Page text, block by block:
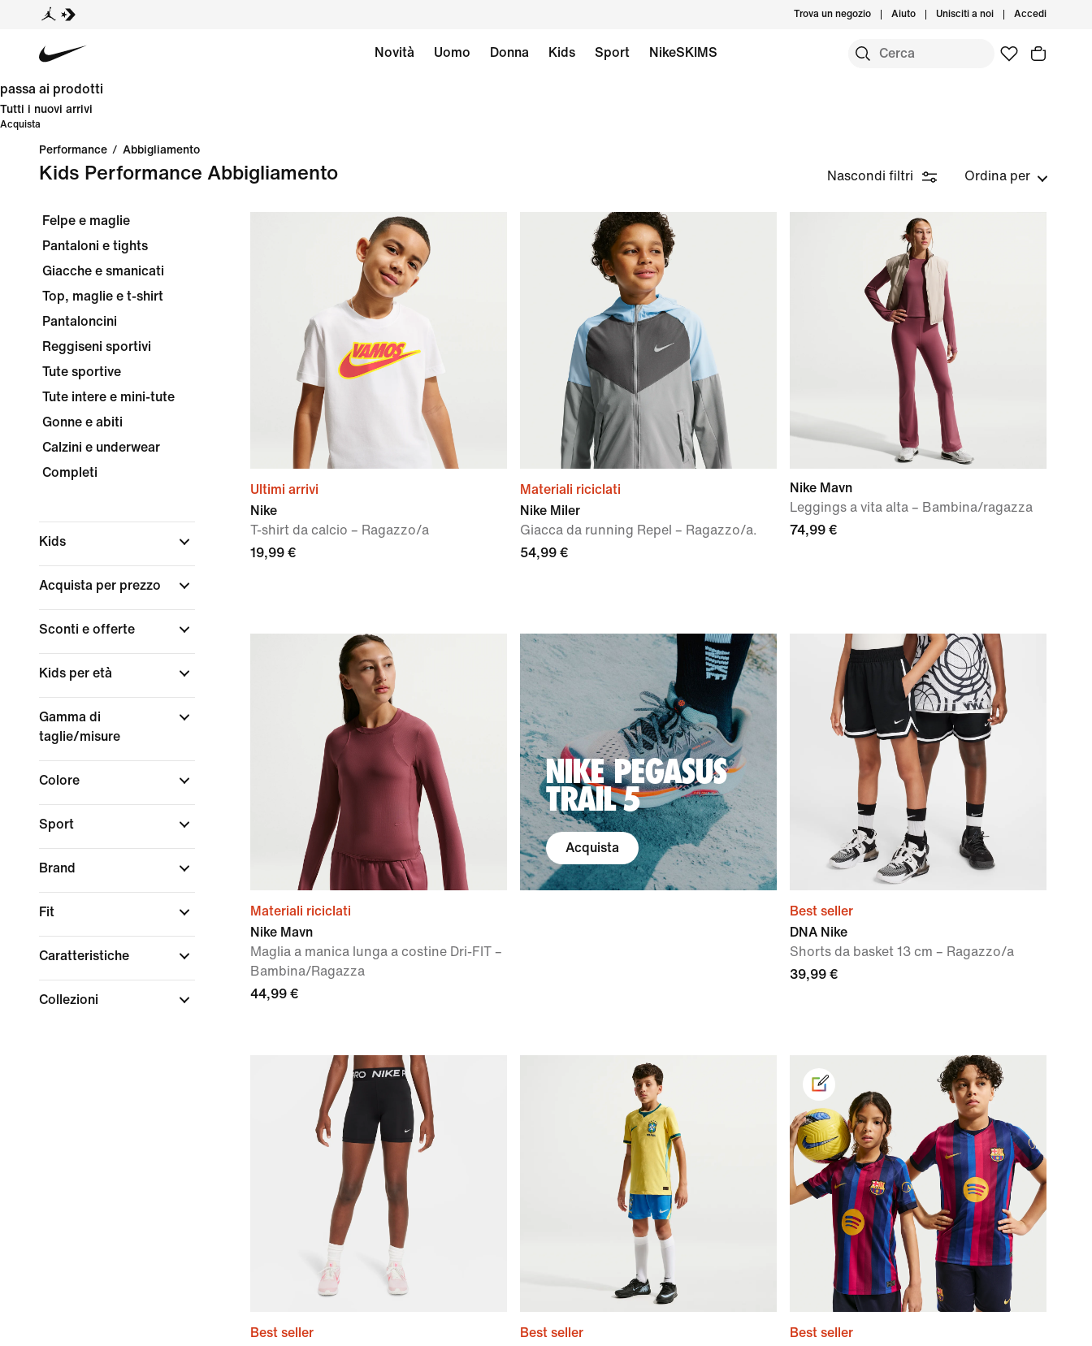
Trova un negozio Aiuto Unisciti a noi Accedi
Novità Uomo Donna Kids Sport NikeSKIMS
passa ai prodotti
Tutti i nuovi arrivi
Acquista
Performance / Abbigliamento
Kids Performance Abbigliamento Nascondi filtri Ordina per
Felpe e maglie
Pantaloni e tights
Giacche e smanicati
Top, maglie e t-shirt
Pantaloncini
Reggiseni sportivi
Tute sportive
Tute intere e mini-tute
Gonne e abiti
Calzini e underwear
Completi
Kids
Acquista per prezzo
Sconti e offerte
Kids per età
Gamma di
taglie/misure
Colore
Sport
Brand
Fit
Caratteristiche
Collezioni
Ultimi arrivi
Nike
T-shirt da calcio – Ragazzo/a
19,99 €
Materiali riciclati
Nike Miler
Giacca da running Repel – Ragazzo/a.
54,99 €
Nike Mavn
Leggings a vita alta – Bambina/ragazza
74,99 €
Materiali riciclati
Nike Mavn
Maglia a manica lunga a costine Dri-FIT –
Bambina/Ragazza
44,99 €
NIKE PEGASUS
TRAIL 5
Acquista
Best seller
DNA Nike
Shorts da basket 13 cm – Ragazzo/a
39,99 €
Best seller
Best seller
Best seller